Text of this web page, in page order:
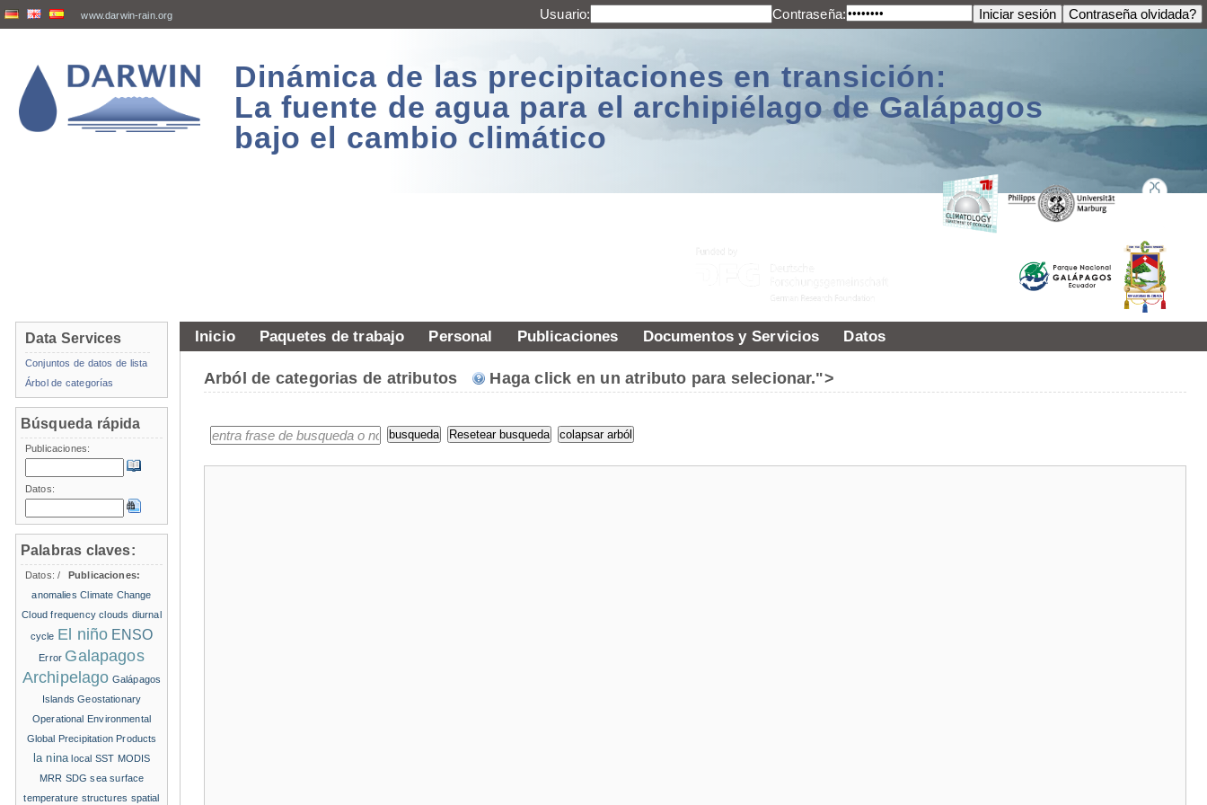
www.darwin-rain.org Usuario: Contraseña:
Dinámica de las precipitaciones en transición:
La fuente de agua para el archipiélago de Galápagos
bajo el cambio climático
Inicio Paquetes de trabajo Personal Publicaciones Documentos y Servicios Datos
Arból de categorias de atributos Haga click en un atributo para selecionar.">
Data Services
Conjuntos de datos de lista
Árbol de categorías
Búsqueda rápida
Publicaciones:
Datos:
Palabras claves:
Datos:/
Publicaciones:
anomalies Climate Change
Cloud frequency clouds diurnal
cycle El niño ENSO
Error Galapagos
Archipelago Galápagos
Islands Geostationary
Operational Environmental
Global Precipitation Products
la nina local SST MODIS
MRR SDG sea surface
temperature structures spatial